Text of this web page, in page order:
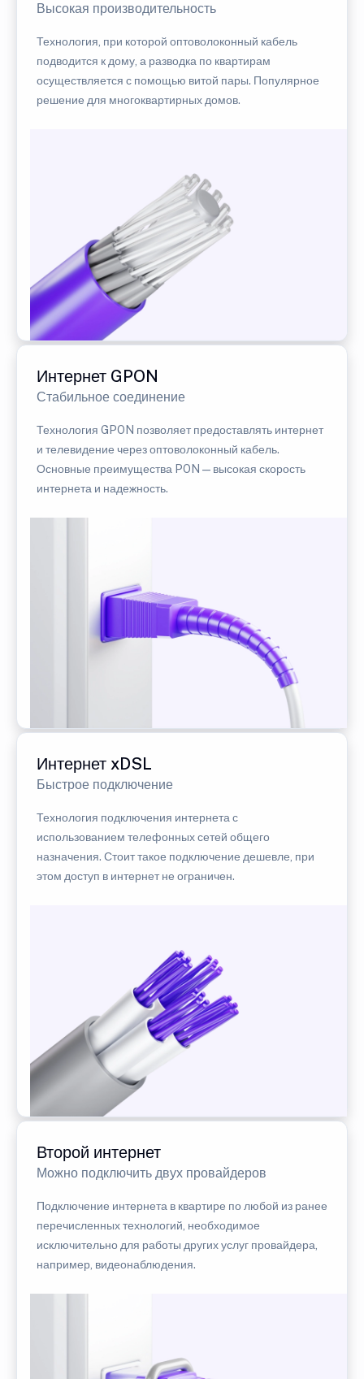
Высокая производительность
Технология, при которой оптоволоконный кабель
подводится к дому, а разводка по квартирам
осуществляется с помощью витой пары. Популярное
решение для многоквартирных домов.
Интернет GPON
Стабильное соединение
Технология GPON позволяет предоставлять интернет
и телевидение через оптоволоконный кабель.
Основные преимущества PON — высокая скорость
интернета и надежность.
Интернет xDSL
Быстрое подключение
Технология подключения интернета с
использованием телефонных сетей общего
назначения. Стоит такое подключение дешевле, при
этом доступ в интернет не ограничен.
Второй интернет
Можно подключить двух провайдеров
Подключение интернета в квартире по любой из ранее
перечисленных технологий, необходимое
исключительно для работы других услуг провайдера,
например, видеонаблюдения.